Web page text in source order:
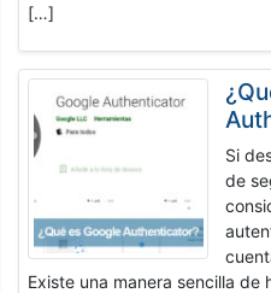
[…]
Si
de
Existe una manera sencilla